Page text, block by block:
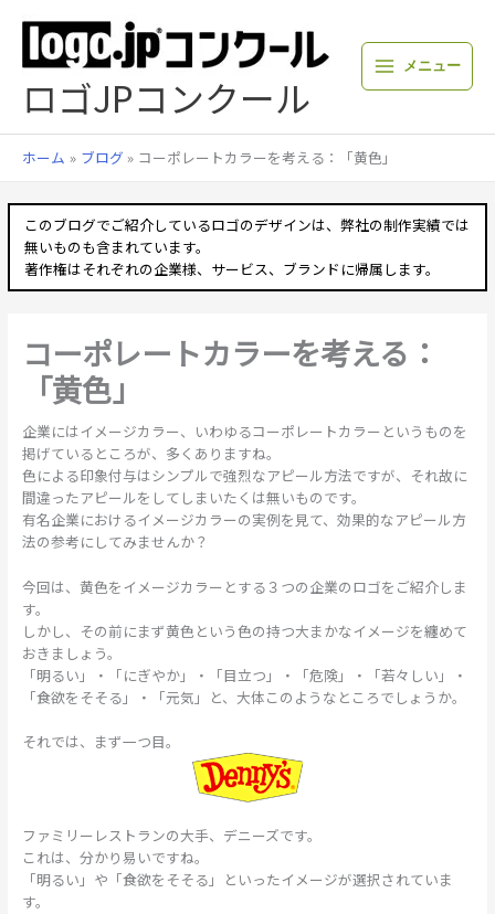
プ
ロゴJPコンクール
メニュー
ホーム ブログ コーポレートカラーを考える：「黄色」
このブログでご紹介しているロゴのデザインは、弊社の制作実績では
無いものも含まれています。
著作権はそれぞれの企業様、サービス、ブランドに帰属します。
コーポレートカラーを考える：
「黄色」
企業にはイメージカラー、いわゆるコーポレートカラーというものを
掲げているところが、多くありますね。
色による印象付与はシンプルで強烈なアピール方法ですが、それ故に
間違ったアピールをしてしまいたくは無いものです。
有名企業におけるイメージカラーの実例を見て、効果的なアピール方
法の参考にしてみませんか？
今回は、黄色をイメージカラーとする３つの企業のロゴをご紹介しま
す。
しかし、その前にまず黄色という色の持つ大まかなイメージを纏めて
おきましょう。
「明るい」・「にぎやか」・「目立つ」・「危険」・「若々しい」・
「食欲をそそる」・「元気」と、大体このようなところでしょうか。
それでは、まず一つ目。
ファミリーレストランの大手、デニーズです。
これは、分かり易いですね。
「明るい」や「食欲をそそる」といったイメージが選択されていま
す。